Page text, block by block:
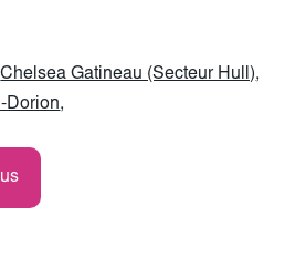
Chelsea Gatineau (Secteur Hull),
Dorion,